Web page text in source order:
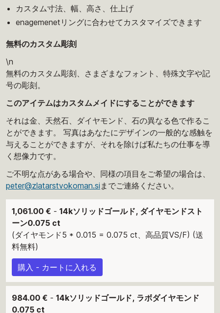
カスタム寸法、幅、高さ、仕上げ
enagemenetリングに合わせてカスタマイズできます
無料のカスタム彫刻
\n
無料のカスタム彫刻、さまざまなフォント、特殊文字や記
号の彫刻。
このアイテムはカスタムメイドにすることができます
それは金、天然石、ダイヤモンド、石の異なる色で作るこ
とができます。 写真はあなたにデザインの一般的な感触を
与えることができますが、それを除けば私たちの仕事を導
く想像力です。
ご不明な点がある場合や、同様の項目をご希望の場合は、
peter@zlatarstvokoman.si までご連絡ください。
1,061.00 € - 14kソリッドゴールド, ダイヤモンドスト
ーン0.075 ct
(ダイヤモンド5 * 0.015 = 0.075 ct、高品質VS/F) (送
料無料)
購入 - カートに入れる
984.00 € - 14kソリッドゴールド, ラボダイヤモンド
0.075 ct